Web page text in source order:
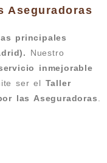
Aseguradoras
principales
Nuestro
inmejorable
ser el Taller
las Aseguradoras